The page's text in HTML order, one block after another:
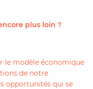
plus loin ?
le modèle économique
de notre
opportunités qui se